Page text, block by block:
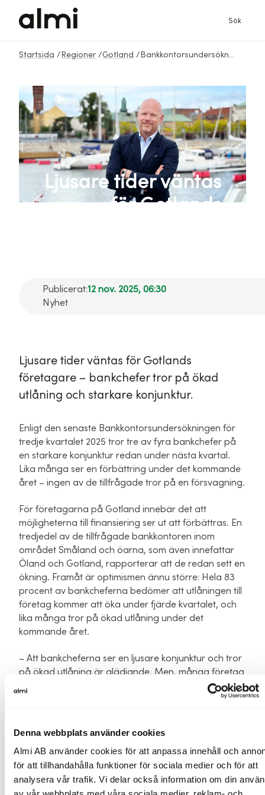
Denna webbplats använder cookies
Almi AB använder cookies för att anpassa innehåll och
för att tillhandahålla funktioner för sociala medier och för att
analysera vår trafik. Vi delar också information om din
Sök
Startsida / Regioner /Gotland / Bankkontorsundersökningen
Ljusare tider väntas
för Gotlands
Publicerat:12 nov. 2025, 06:30
Nyhet
Ljusare tider väntas för Gotlands
företagare – bankchefer tror på ökad
utlåning och starkare konjunktur.
Enligt den senaste Bankkontorsundersökningen för
tredje kvartalet 2025 tror tre av fyra bankchefer på
en starkare konjunktur redan under nästa kvartal.
Lika många ser en förbättring under det kommande
året – ingen av de tillfrågade tror på en försvagning.
För företagarna på Gotland innebär det att
möjligheterna till finansiering ser ut att förbättras. En
tredjedel av de tillfrågade bankkontoren inom
området Småland och öarna, som även innefattar
Öland och Gotland, rapporterar att de redan sett en
ökning. Framåt är optimismen ännu större: Hela 83
procent av bankcheferna bedömer att utlåningen till
företag kommer att öka under fjärde kvartalet, och
lika många tror på ökad utlåning under det
kommande året.
– Att bankcheferna ser en ljusare konjunktur och tror
på ökad utlåning är glädjande. Men, många företag
har fortfarande svårt att få tillgång till kapital. Med
41 kontor i hela landet har Almi en central roll i att ge
Småland och öarna.
Det ökade lånebehovet gäller framför allt
investeringar i maskiner, inventarier,